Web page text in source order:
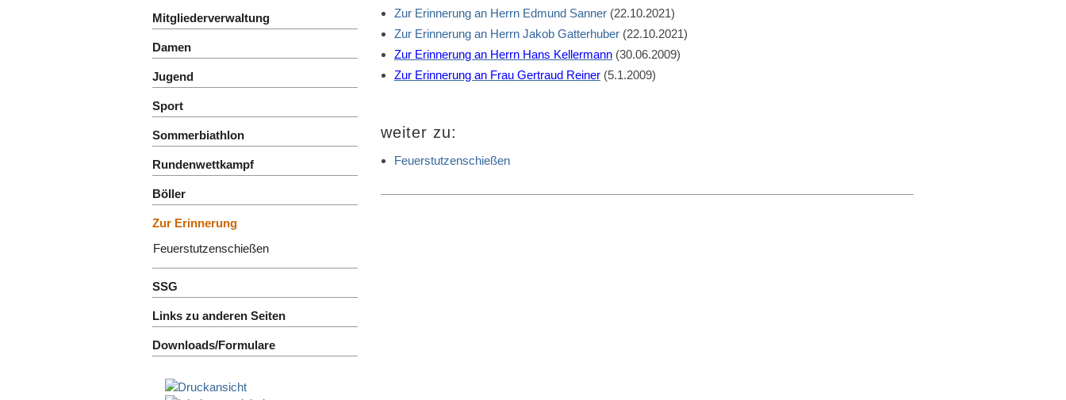
Zur Erinnerung an Herrn Edmund Sanner (22.10.2021)
Zur Erinnerung an Herrn Jakob Gatterhuber (22.10.2021)
Zur Erinnerung an Herrn Hans Kellermann (30.06.2009)
Zur Erinnerung an Frau Gertraud Reiner (5.1.2009)
weiter zu:
Feuerstutzenschießen
Mitgliederverwaltung
Damen
Jugend
Sport
Sommerbiathlon
Rundenwettkampf
Böller
Zur Erinnerung
Feuerstutzenschießen
SSG
Links zu anderen Seiten
Downloads/Formulare